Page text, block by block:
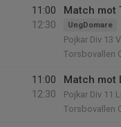
11:00
12:30
Match mot
UngDomare
Pojkar Div 13
Torsbovallen
11:00
12:30
Match mot
Pojkar Div 11
Torsbovallen